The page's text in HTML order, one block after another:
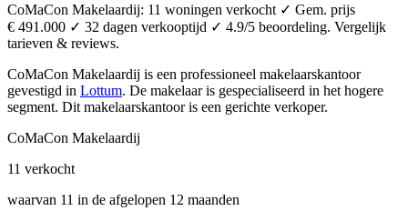
CoMaCon Makelaardij: 11 woningen verkocht ✓ Gem. prijs
€ 491.000 ✓ 32 dagen verkooptijd ✓ 4.9/5 beoordeling. Vergelijk
tarieven & reviews.
CoMaCon Makelaardij is een professioneel makelaarskantoor
gevestigd in Lottum. De makelaar is gespecialiseerd in het hogere
segment. Dit makelaarskantoor is een gerichte verkoper.
CoMaCon Makelaardij
11 verkocht
waarvan 11 in de afgelopen 12 maanden